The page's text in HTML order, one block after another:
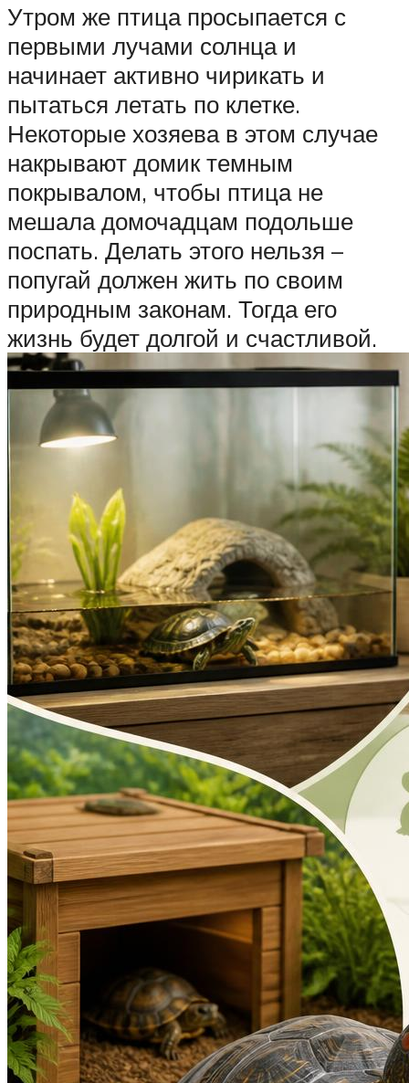
Утром же птица просыпается с
первыми лучами солнца и
начинает активно чирикать и
пытаться летать по клетке.
Некоторые хозяева в этом случае
накрывают домик темным
покрывалом, чтобы птица не
мешала домочадцам подольше
поспать. Делать этого нельзя –
попугай должен жить по своим
природным законам. Тогда его
жизнь будет долгой и счастливой.